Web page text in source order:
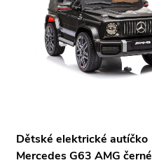
Dětské elektrické autíčko
Mercedes G63 AMG černé